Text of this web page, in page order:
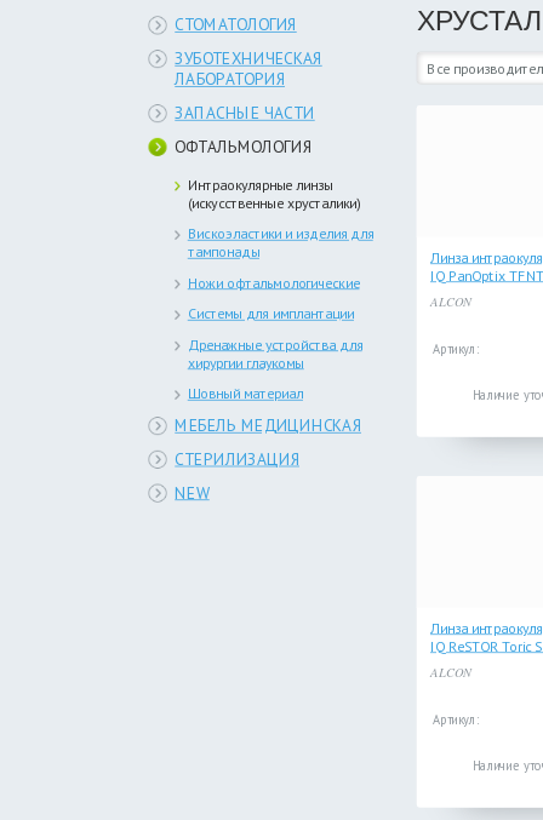
СТОМАТОЛОГИЯ
ЗУБОТЕХНИЧЕСКАЯ
ЛАБОРАТОРИЯ
ЗАПАСНЫЕ ЧАСТИ
ОФТАЛЬМОЛОГИЯ
Интраокулярные линзы
(искусственные хрусталики)
Вискоэластики и изделия для
тампонады
Ножи офтальмологические
Системы для имплантации
Дренажные устройства для
хирургии глаукомы
Шовный материал
МЕБЕЛЬ МЕДИЦИНСКАЯ
СТЕРИЛИЗАЦИЯ
NEW
Все
Линза
IQ PanOptix
ALCON
Артикул:
Наличие
Линза
IQ ReSTOR Toric
ALCON
Артикул:
Наличие